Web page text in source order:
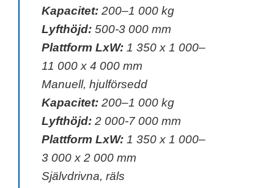
Kapacitet: 200–1 000 kg
Lyfthöjd: 500-3 000 mm
Plattform LxW: 1 350 x 1 000–
11 000 x 4 000 mm
Manuell, hjulförsedd
Kapacitet: 200–1 000 kg
Lyfthöjd: 2 000-7 000 mm
Plattform LxW: 1 350 x 1 000–
3 000 x 2 000 mm
Självdrivna, räls